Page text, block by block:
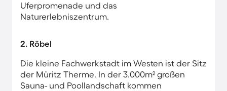
Uferpromenade und das
Naturerlebniszentrum.
2. Röbel
Die kleine Fachwerkstadt im Westen ist der Sitz
der Müritz Therme. In der 3.000m² großen
Sauna- und Poollandschaft kommen